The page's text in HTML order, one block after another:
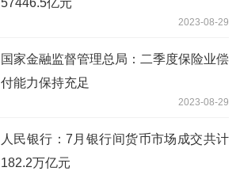
2023-08-29
国家金融监督管理总局：二季度保险业偿
付能力保持充足
2023-08-29
人民银行：7月银行间货币市场成交共计
182.2万亿元